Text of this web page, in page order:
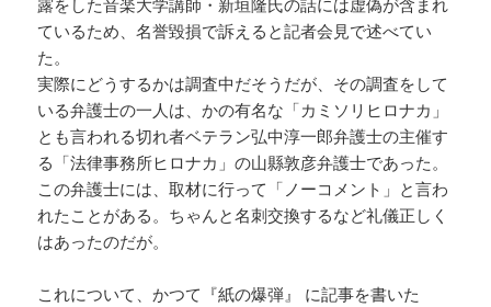
ているため、名誉毀損で訴えると記者会見で述べてい
た。
実際にどうするかは調査中だそうだが、その調査をして
いる弁護士の一人は、かの有名な「カミソリヒロナカ」
とも言われる切れ者ベテラン弘中淳一郎弁護士の主催す
る「法律事務所ヒロナカ」の山縣敦彦弁護士であった。
この弁護士には、取材に行って「ノーコメント」と言わ
れたことがある。ちゃんと名刺交換するなど礼儀正しく
はあったのだが。
これについて、かつて『紙の爆弾』 に記事を書いた